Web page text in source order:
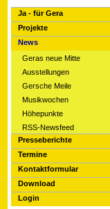
Ja - für Gera
Projekte
News
Geras neue Mitte
Ausstellungen
Gersche Meile
Musikwochen
Höhepunkte
RSS-Newsfeed
Presseberichte
Termine
Kontaktformular
Download
Login